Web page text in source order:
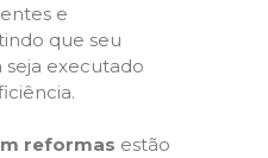
e
que seu
executado
reformas estão